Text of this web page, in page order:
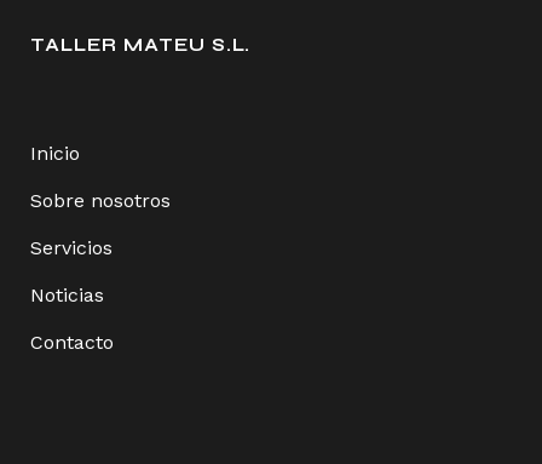
TALLER MATEU S.L.
Inicio
Sobre nosotros
Servicios
Noticias
Contacto